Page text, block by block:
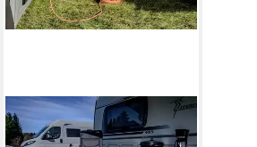
BRENNENSTUHL
Camping Adapter-Set